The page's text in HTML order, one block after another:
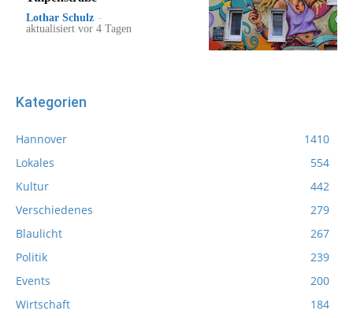
Lothar Schulz -
aktualisiert vor 4 Tagen
Kategorien
Hannover
1410
Lokales
554
Kultur
442
Verschiedenes
279
Blaulicht
267
Politik
239
Events
200
Wirtschaft
184